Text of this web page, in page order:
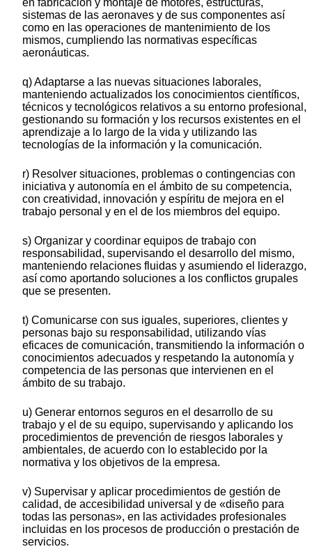
en fabricación y montaje de motores, estructuras,
sistemas de las aeronaves y de sus componentes así
como en las operaciones de mantenimiento de los
mismos, cumpliendo las normativas específicas
aeronáuticas.
q) Adaptarse a las nuevas situaciones laborales,
manteniendo actualizados los conocimientos científicos,
técnicos y tecnológicos relativos a su entorno profesional,
gestionando su formación y los recursos existentes en el
aprendizaje a lo largo de la vida y utilizando las
tecnologías de la información y la comunicación.
r) Resolver situaciones, problemas o contingencias con
iniciativa y autonomía en el ámbito de su competencia,
con creatividad, innovación y espíritu de mejora en el
trabajo personal y en el de los miembros del equipo.
s) Organizar y coordinar equipos de trabajo con
responsabilidad, supervisando el desarrollo del mismo,
manteniendo relaciones fluidas y asumiendo el liderazgo,
así como aportando soluciones a los conflictos grupales
que se presenten.
t) Comunicarse con sus iguales, superiores, clientes y
personas bajo su responsabilidad, utilizando vías
eficaces de comunicación, transmitiendo la información o
conocimientos adecuados y respetando la autonomía y
competencia de las personas que intervienen en el
ámbito de su trabajo.
u) Generar entornos seguros en el desarrollo de su
trabajo y el de su equipo, supervisando y aplicando los
procedimientos de prevención de riesgos laborales y
ambientales, de acuerdo con lo establecido por la
normativa y los objetivos de la empresa.
v) Supervisar y aplicar procedimientos de gestión de
calidad, de accesibilidad universal y de «diseño para
todas las personas», en las actividades profesionales
incluidas en los procesos de producción o prestación de
servicios.